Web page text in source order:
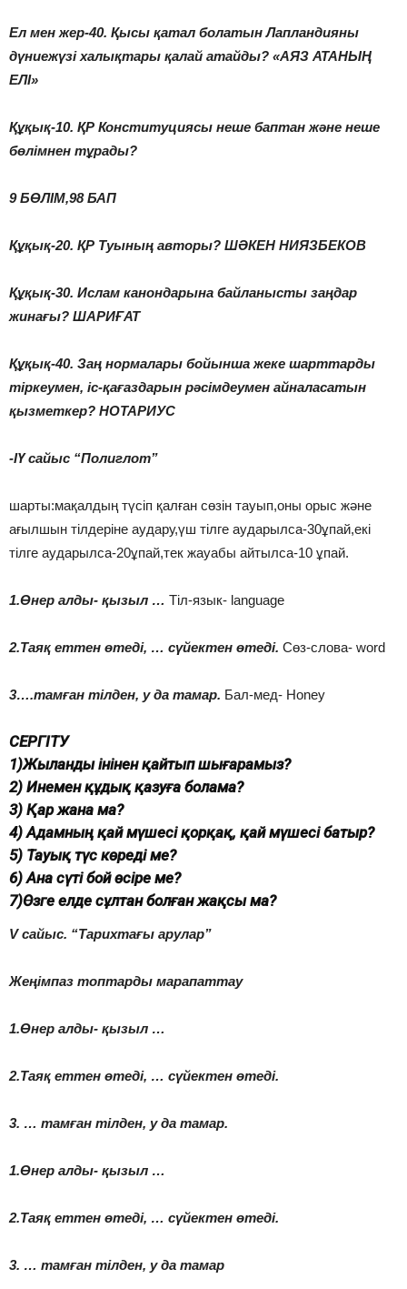
Ел мен жер-40. Қысы қатал болатын Лапландияны
дүниежүзі халықтары қалай атайды? «АЯЗ АТАНЫҢ
ЕЛІ»
Құқық-10. ҚР Конституциясы неше баптан және неше
бөлімнен тұрады?
9 БӨЛІМ,98 БАП
Құқық-20. ҚР Туының авторы? ШӘКЕН НИЯЗБЕКОВ
Құқық-30. Ислам канондарына байланысты заңдар
жинағы? ШАРИҒАТ
Құқық-40. Заң нормалары бойынша жеке шарттарды
тіркеумен, іс-қағаздарын рәсімдеумен айналасатын
қызметкер? НОТАРИУС
-ІҮ сайыс “Полиглот”
шарты:мақалдың түсіп қалған сөзін тауып,оны орыс және
ағылшын тілдеріне аудару,үш тілге аударылса-30ұпай,екі
тілге аударылса-20ұпай,тек жауабы айтылса-10 ұпай.
1.Өнер алды- қызыл … Тіл-язык- language
2.Таяқ еттен өтеді, … сүйектен өтеді. Сөз-слова- word
3….тамған тілден, у да тамар. Бал-мед- Honey
СЕРГІТУ
1)Жыланды інінен қайтып шығарамыз?
2) Инемен құдық қазуға болама?
3) Қар жана ма?
4) Адамның қай мүшесі қорқақ, қай мүшесі батыр?
5) Тауық түс көреді ме?
6) Ана сүті бой өсіре ме?
7)Өзге елде сұлтан болған жақсы ма?
V сайыс. “Тарихтағы арулар”
Жеңімпаз топтарды марапаттау
1.Өнер алды- қызыл …
2.Таяқ еттен өтеді, … сүйектен өтеді.
3. … тамған тілден, у да тамар.
1.Өнер алды- қызыл …
2.Таяқ еттен өтеді, … сүйектен өтеді.
3. … тамған тілден, у да тамар